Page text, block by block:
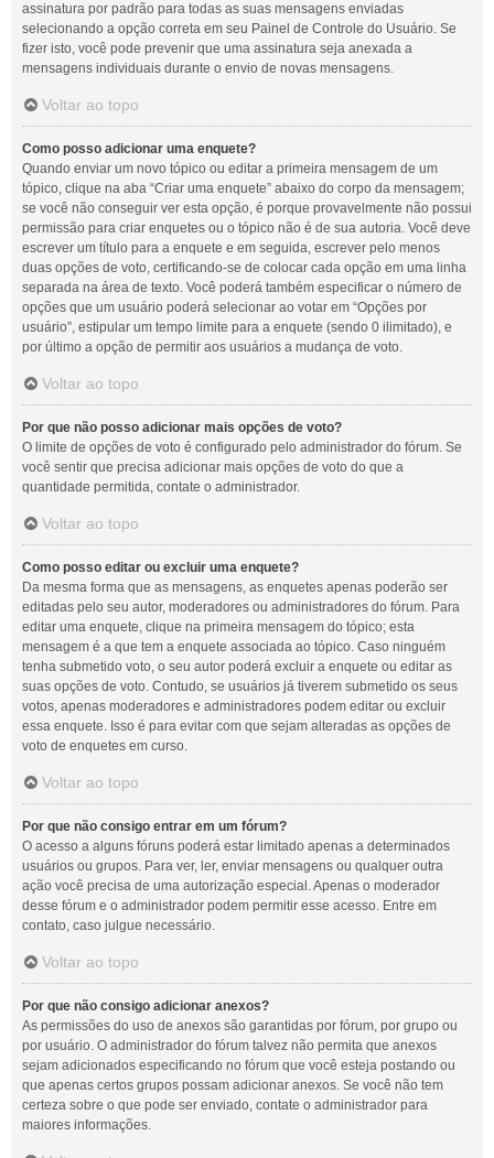
assinatura por padrão para todas as suas mensagens enviadas
selecionando a opção correta em seu Painel de Controle do Usuário. Se
fizer isto, você pode prevenir que uma assinatura seja anexada a
mensagens individuais durante o envio de novas mensagens.
Voltar ao topo
Como posso adicionar uma enquete?
Quando enviar um novo tópico ou editar a primeira mensagem de um
tópico, clique na aba “Criar uma enquete” abaixo do corpo da mensagem;
se você não conseguir ver esta opção, é porque provavelmente não possui
permissão para criar enquetes ou o tópico não é de sua autoria. Você deve
escrever um título para a enquete e em seguida, escrever pelo menos
duas opções de voto, certificando-se de colocar cada opção em uma linha
separada na área de texto. Você poderá também especificar o número de
opções que um usuário poderá selecionar ao votar em “Opções por
usuário”, estipular um tempo limite para a enquete (sendo 0 ilimitado), e
por último a opção de permitir aos usuários a mudança de voto.
Voltar ao topo
Por que não posso adicionar mais opções de voto?
O limite de opções de voto é configurado pelo administrador do fórum. Se
você sentir que precisa adicionar mais opções de voto do que a
quantidade permitida, contate o administrador.
Voltar ao topo
Como posso editar ou excluir uma enquete?
Da mesma forma que as mensagens, as enquetes apenas poderão ser
editadas pelo seu autor, moderadores ou administradores do fórum. Para
editar uma enquete, clique na primeira mensagem do tópico; esta
mensagem é a que tem a enquete associada ao tópico. Caso ninguém
tenha submetido voto, o seu autor poderá excluir a enquete ou editar as
suas opções de voto. Contudo, se usuários já tiverem submetido os seus
votos, apenas moderadores e administradores podem editar ou excluir
essa enquete. Isso é para evitar com que sejam alteradas as opções de
voto de enquetes em curso.
Voltar ao topo
Por que não consigo entrar em um fórum?
O acesso a alguns fóruns poderá estar limitado apenas a determinados
usuários ou grupos. Para ver, ler, enviar mensagens ou qualquer outra
ação você precisa de uma autorização especial. Apenas o moderador
desse fórum e o administrador podem permitir esse acesso. Entre em
contato, caso julgue necessário.
Voltar ao topo
Por que não consigo adicionar anexos?
As permissões do uso de anexos são garantidas por fórum, por grupo ou
por usuário. O administrador do fórum talvez não permita que anexos
sejam adicionados especificando no fórum que você esteja postando ou
que apenas certos grupos possam adicionar anexos. Se você não tem
certeza sobre o que pode ser enviado, contate o administrador para
maiores informações.